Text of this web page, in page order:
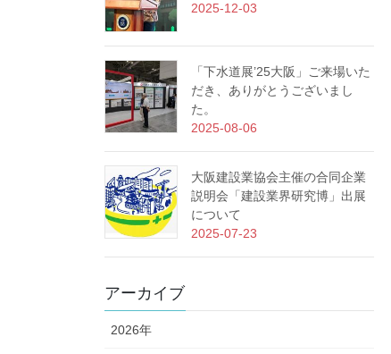
2025-12-03
「下水道展’25大阪」ご来場いた
だき、ありがとうございまし
た。
2025-08-06
大阪建設業協会主催の合同企業
説明会「建設業界研究博」出展
について
2025-07-23
アーカイブ
2026年